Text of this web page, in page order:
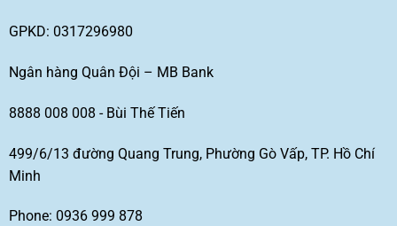
GPKD: 0317296980
Ngân hàng Quân Đội – MB Bank
8888 008 008 - Bùi Thế Tiến
499/6/13 đường Quang Trung, Phường Gò Vấp, TP. Hồ Chí
Minh
Phone: 0936 999 878